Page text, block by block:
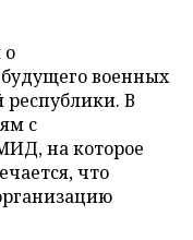
военных
республики. В
с
на которое
что